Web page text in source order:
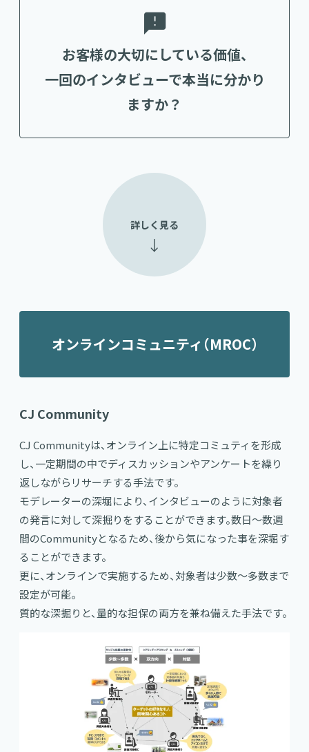
お客様の大切にしている価値、
一回のインタビューで本当に分かり
ますか？
詳しく見る
オンラインコミュニティ（MROC）
CJ Community
CJ Communityは、オンライン上に特定コミュティを形成
し、一定期間の中でディスカッションやアンケートを繰り
返しながらリサーチする手法です。
モデレーターの深堀により、インタビューのように対象者
の発言に対して深掘りをすることができます。数日～数週
間のCommunityとなるため、後から気になった事を深堀す
ることができます。
更に、オンラインで実施するため、対象者は少数～多数まで
設定が可能。
質的な深掘りと、量的な担保の両方を兼ね備えた手法です。